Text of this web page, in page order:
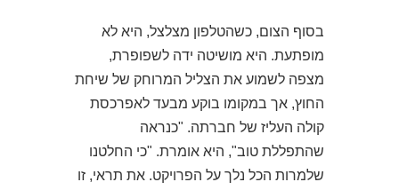
בסוף הצום, כשהטלפון מצלצל, היא לא
מופתעת. היא מושיטה ידה לשפופרת,
מצפה לשמוע את הצליל המרוחק של שיחת
החוץ, אך במקומו בוקע מבעד לאפרכסת
קולה העליז של חברתה. "כנראה
שהתפללת טוב", היא אומרת. "כי החלטנו
שלמרות הכל נלך על הפרויקט. את תראי, זו